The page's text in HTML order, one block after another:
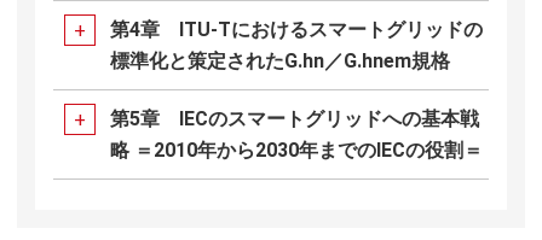
第4章 ITU-Tにおけるスマートグリッドの
標準化と策定されたG.hn／G.hnem規格
第5章 IECのスマートグリッドへの基本戦
略 ＝2010年から2030年までのIECの役割＝